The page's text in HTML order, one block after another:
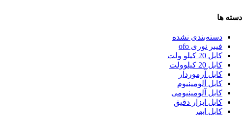
دسته ها
دسته‌بندی نشده
فیبر نوری ofo
کابل 20 کیلو ولت
کابل 20 کیلوولت
کابل آرموردار
کابل آلومینیوم
کابل آلومینیومی
کابل ابزار دقیق
کابل ابهر